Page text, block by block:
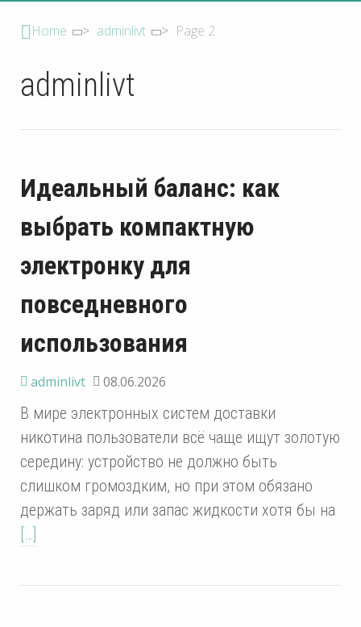
Home > adminlivt > Page 2
adminlivt
Идеальный баланс: как
выбрать компактную
электронку для
повседневного
использования
adminlivt 08.06.2026
В мире электронных систем доставки
никотина пользователи всё чаще ищут золотую
середину: устройство не должно быть
слишком громоздким, но при этом обязано
держать заряд или запас жидкости хотя бы на
[…]